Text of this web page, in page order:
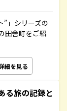
”」シリーズの
田舎町をご紹
細を見る
る旅の記録と